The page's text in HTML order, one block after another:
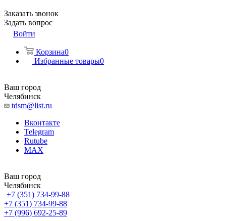
Заказать звонок
Задать вопрос
Войти
Корзина0
Избранные товары0
Ваш город
Челябинск
tdsm@list.ru
Вконтакте
Telegram
Rutube
MAX
Ваш город
Челябинск
+7 (351) 734-99-88
+7 (351) 734-99-88
+7 (996) 692-25-89